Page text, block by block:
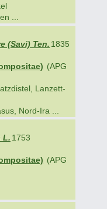
...
(Savi) Ten. 1835
(APG
Lanzett-
Nord-Ira ...
L. 1753
(APG